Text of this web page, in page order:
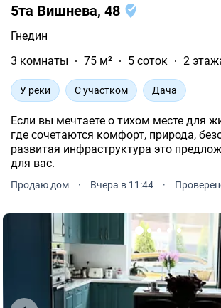
5та Вишнева, 48
Гнедин
3 комнаты
75 м² 5 соток 2
У реки С участком Дача
Если вы мечтаете о тихом месте для
где сочетаются комфорт, природа,
развитая инфраструктура это предложение именно
для вас.
Продаю дом · Вчера в 11:44 ·